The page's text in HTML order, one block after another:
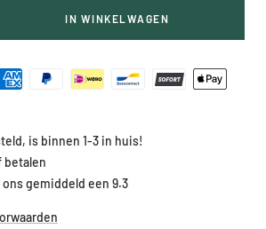
IN WINKELWAGEN
is binnen 1-3 in huis!
betalen
gemiddeld een 9.3